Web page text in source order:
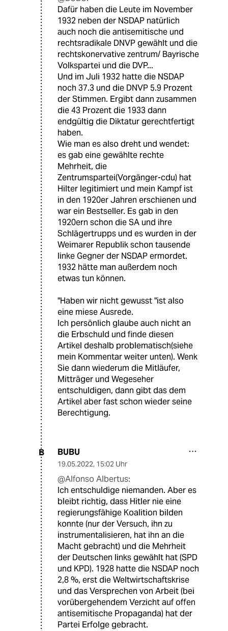
Dafür haben die Leute im November
1932 neben der NSDAP natürlich
auch noch die antisemitische und
rechtsradikale DNVP gewählt und die
rechtskonervative zentrum/ Bayrische
Volkspartei und die DVP...
Und im Juli 1932 hatte die NSDAP
noch 37.3 und die DNVP 5.9 Prozent
der Stimmen. Ergibt dann zusammen
die 43 Prozent die 1933 dann
endgültig die Diktatur gerechtfertigt
haben.
Wie man es also dreht und wendet:
es gab eine gewählte rechte
Mehrheit, die
Zentrumspartei(Vorgänger-cdu) hat
Hilter legitimiert und mein Kampf ist
in den 1920er Jahren erschienen und
war ein Bestseller. Es gab in den
1920ern schon die SA und ihre
Schlägertrupps und es wurden in der
Weimarer Republik schon tausende
linke Gegner der NSDAP ermordet.
1932 hätte man außerdem noch
etwas tun können.
"Haben wir nicht gewusst "ist also
eine miese Ausrede.
Ich persönlich glaube auch nicht an
die Erbschuld und finde diesen
Artikel deshalb problematisch(siehe
mein Kommentar weiter unten). Wenk
Sie dann wiederum die Mitläufer,
Mitträger und Wegeseher
entschuldigen, dann gibt das dem
Artikel aber fast schon wieder seine
Berechtigung.
B BUBU
19.05.2022, 15:02 Uhr
@Alfonso Albertus:
Ich entschuldige niemanden. Aber es
bleibt richtig, dass Hitler nie eine
regierungsfähige Koalition bilden
konnte (nur der Versuch, ihn zu
instrumentalisieren, hat ihn an die
Macht gebracht) und die Mehrheit
der Deutschen links gewählt hat (SPD
und KPD). 1928 hatte die NSDAP noch
2,8 %, erst die Weltwirtschaftskrise
und das Versprechen von Arbeit (bei
vorübergehendem Verzicht auf offen
antisemitische Propaganda) hat der
Partei Erfolge gebracht.